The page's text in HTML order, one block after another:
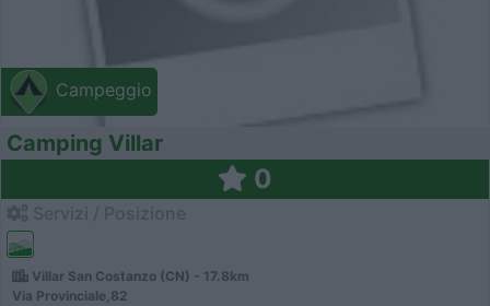
Campeggio
Camping Villar
0
Villar San Costanzo (CN) - 17.8km
Via Provinciale,82